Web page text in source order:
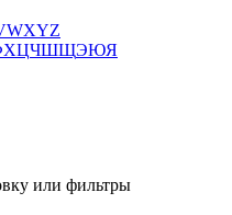
WXYZ
ХЦЧШЩЭЮЯ
или фильтры